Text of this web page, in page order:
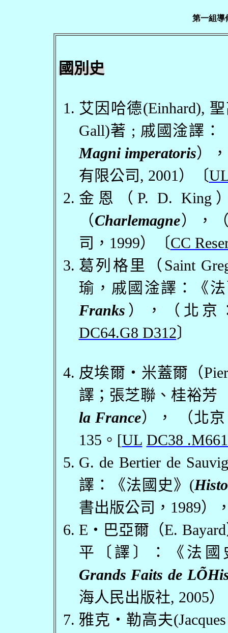
第一組
國別史
艾因哈德(Einhard),
Gall)著 ; 戚國淦譯：
Magni imperatoris）
有限公司, 2001 ）〔
金恩（P. D. King
（Charlemagne），
司， 1999）〔CC
葛列格里（ Saint
瑜，戚國淦譯：《
Franks ），（北京
DC64.G8 D312〕
皮埃爾・米蓋爾（
譯；張芝聯、桂裕芳
la France）， （北
135 。 [UL DC38
G. de Bertier de
譯：《法國史》 (
書出版公司， 1989）
E ・巴亞爾（E. Bayard
平〔譯〕：《法
Grands Faits de
海人民出版社, 2005
雅克・勒高夫